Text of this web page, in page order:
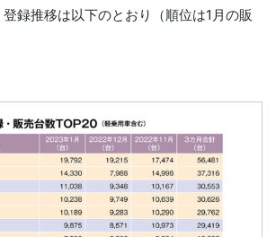
録推移は以下のとおり（順位は1月の販